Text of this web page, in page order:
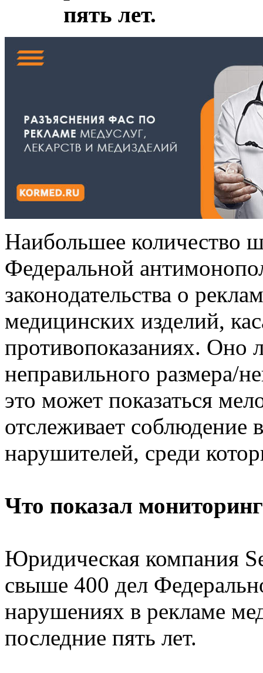
пять лет.
Наибольшее количество
Федеральной
законодательства о
медицинских изделий,
противопоказаниях. Оно
неправильного размера/
это может показаться
отслеживает соблюдение
нарушителей, среди
Что показал мониторинг
Юридическая компания
свыше 400 дел
нарушениях в рекламе
последние пять лет.